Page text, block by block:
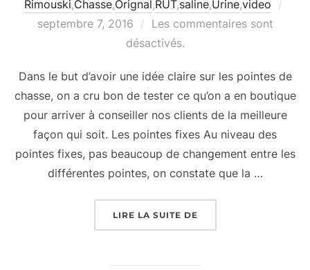
Rimouski,Chasse,Orignal,RUT,saline,Urine,video
septembre 7, 2016
Les commentaires sont
désactivés.
Dans le but d’avoir une idée claire sur les pointes de
chasse, on a cru bon de tester ce qu’on a en boutique
pour arriver à conseiller nos clients de la meilleure
façon qui soit. Les pointes fixes Au niveau des
pointes fixes, pas beaucoup de changement entre les
différentes pointes, on constate que la …
LIRE LA SUITE DE« LES POINTES DE